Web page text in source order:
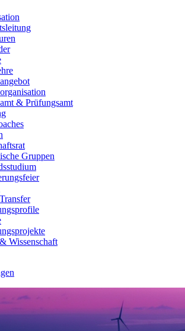
& Prüfungsamt
Gruppen
Wissenschaft